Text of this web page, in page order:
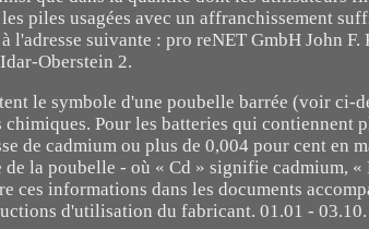
piles usagées avec un affranchissement
suivante : pro reNET GmbH John F.
Idar-Oberstein 2.
le symbole d'une poubelle barrée (voir ci-
Pour les batteries qui contiennent
de cadmium ou plus de 0,004 pour cent en
la poubelle - où « Cd » signifie cadmium,
ces informations dans les documents
d'utilisation du fabricant. 01.01 - 03.10.